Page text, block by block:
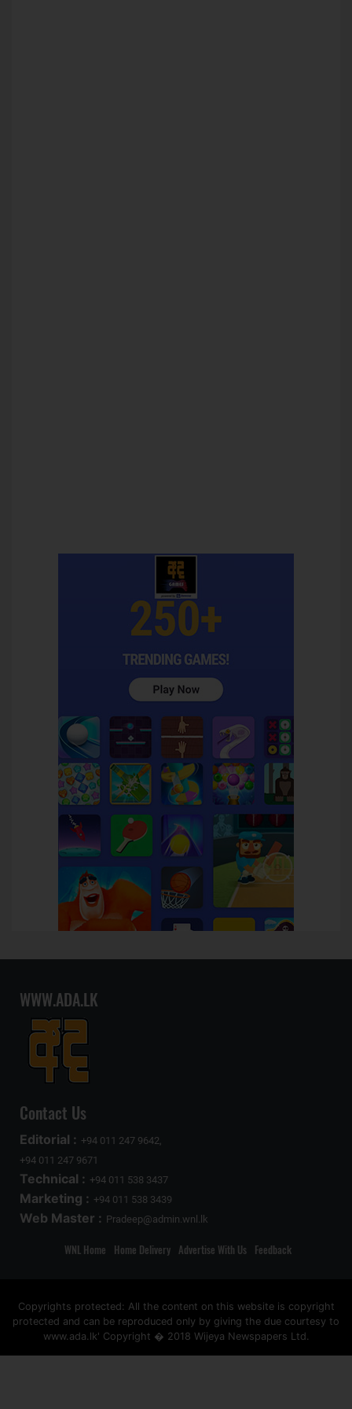
WWW.ADA.LK
Contact Us
Editorial : +94 011 247 9642,
+94 011 247 9671
Technical : +94 011 538 3437
Marketing : +94 011 538 3439
Web Master : Pradeep@admin.wnl.lk
WNL Home Home Delivery Advertise With Us Feedback
Copyrights protected: All the content on this website is copyright
protected and can be reproduced only by giving the due courtesy to
www.ada.lk' Copyright � 2018 Wijeya Newspapers Ltd.